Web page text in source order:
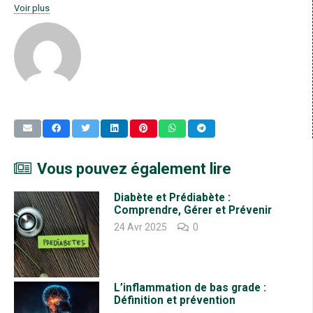
La relation entre les aliments antioxydants et le sommeil est une
relation que nous commençons à peine à comprendre.La recherche a
établi un lien fondamental entre le sommeil et les antioxydants dans
l’organisme. Les études montrent qu’un mauvais sommeil est associé
à une diminution des niveaux d’antioxydants, et aussi qu’un sommeil
Voir plus
Vous pouvez également lire
Diabète et Prédiabète :
Comprendre, Gérer et Prévenir
24 Avr 2025 0
L’inflammation de bas grade :
Définition et prévention